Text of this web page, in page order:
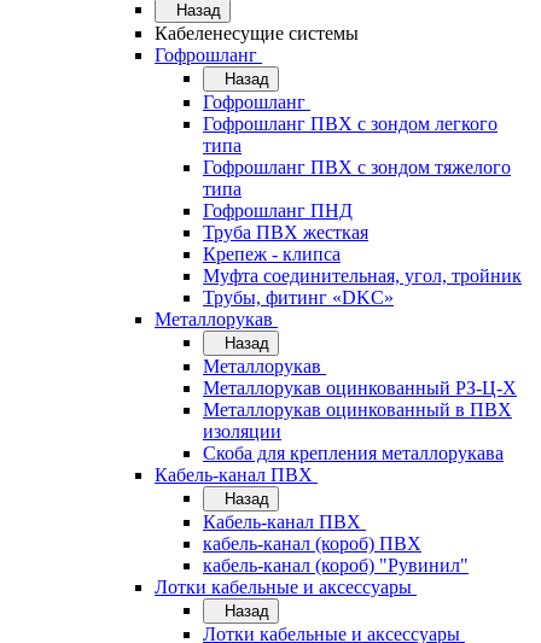
Назад
Кабеленесущие системы
Гофрошланг
Назад
Гофрошланг
Гофрошланг ПВХ с зондом легкого
типа
Гофрошланг ПВХ с зондом тяжелого
типа
Гофрошланг ПНД
Труба ПВХ жесткая
Крепеж - клипса
Муфта соединительная, угол, тройник
Трубы, фитинг «DKC»
Металлорукав
Назад
Металлорукав
Металлорукав оцинкованный РЗ-Ц-Х
Металлорукав оцинкованный в ПВХ
изоляции
Скоба для крепления металлорукава
Кабель-канал ПВХ
Назад
Кабель-канал ПВХ
кабель-канал (короб) ПВХ
кабель-канал (короб) "Рувинил"
Лотки кабельные и аксессуары
Назад
Лотки кабельные и аксессуары